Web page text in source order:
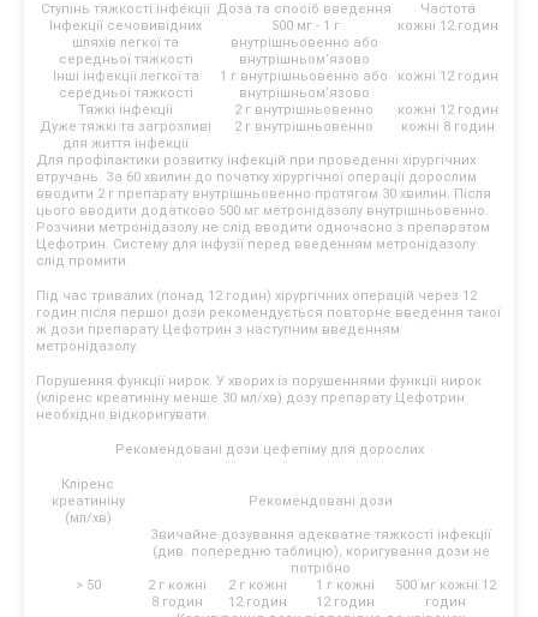
Ступінь тяжкості інфекції Доза та спосіб введення
Частота
Інфекції сечовивідних
шляхів легкої та
середньої тяжкості
500 мг - 1 г
внутрішньовенно або
внутрішньом’язово
кожні 12 годин
Інші інфекції легкої та
середньої тяжкості
1 г внутрішньовенно або
внутрішньом’язово
кожні 12 годин
Тяжкі інфекції 2 г внутрішньовенно
кожні 12 годин
Дуже тяжкі та загрозливі
для життя інфекції
2 г внутрішньовенно кожні 8 годин
Для профілактики розвитку інфекцій при проведенні хірургічних
втручань. За 60 хвилин до початку хірургічної операції дорослим
вводити 2 г препарату внутрішньовенно протягом 30 хвилин. Після
цього вводити додатково 500 мг метронідазолу внутрішньовенно.
Розчини метронідазолу не слід вводити одночасно з препаратом
Цефотрин. Систему для інфузії перед введенням метронідазолу
слід промити.
Під час тривалих (понад 12 годин) хірургічних операцій через 12
годин після першої дози рекомендується повторне введення такої
ж дози препарату Цефотрин з наступним введенням
метронідазолу.
Порушення функції нирок. У хворих із порушеннями функції нирок
(кліренс креатиніну менше 30 мл/хв) дозу препарату Цефотрин
необхідно відкоригувати.
Рекомендовані дози цефепіму для дорослих
Кліренс
креатиніну
(мл/хв)
Рекомендовані дози
> 50
Звичайне дозування адекватне тяжкості інфекції
(див. попередню таблицю), коригування дози не
потрібно
2 г кожні
8 годин
2 г кожні
12 годин
1 г кожні
12 годин
500 мг кожні 12
годин